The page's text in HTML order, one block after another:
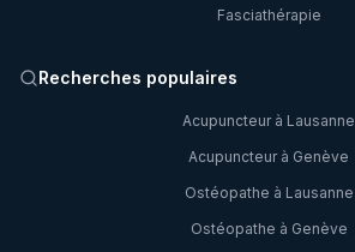
Fasciathérapie
Recherches populaires
Acupuncteur à Lausanne
Acupuncteur à Genève
Ostéopathe à Lausanne
Ostéopathe à Genève